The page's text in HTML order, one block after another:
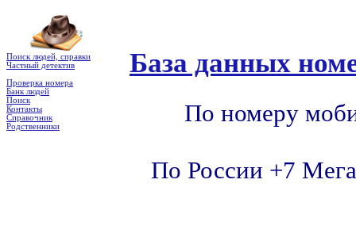
Поиск людей, справки
Частный детектив
Проверка номера
Банк людей
Поиск
Контакты
Справочник
Родственники
База данных
По номеру
По России +7